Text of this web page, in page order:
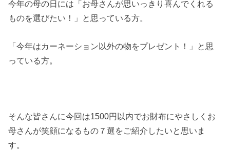
今年の母の日には「お母さんが思いっきり喜んでくれる
ものを選びたい！」と思っている方。
「今年はカーネーション以外の物をプレゼント！」と思
っている方。
そんな皆さんに今回は1500円以内でお財布にやさしくお
母さんが笑顔になるもの７選をご紹介したいと思いま
す。